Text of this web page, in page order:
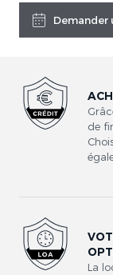
Demander
de
La